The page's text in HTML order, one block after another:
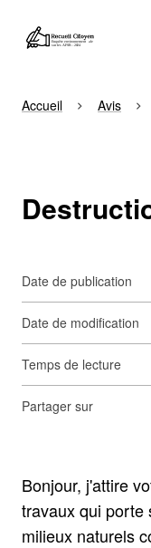
Accueil Avis
Date de publication
Date de modification
Temps de lecture
Partager sur
Bonjour, j'attire
travaux qui porte
milieux naturels